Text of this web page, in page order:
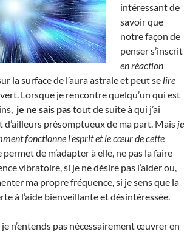
intéressant de
savoir que
notre façon de
penser s’inscrit
en réaction
la surface de l’aura astrale et peut se lire
Lorsque je rencontre quelqu’un qui est
je ne sais pastout de suite à qui j’ai
d’ailleurs présomptueux de ma part. Mais je
fonctionne l’esprit et le cœur de cette
permet de m’adapter à elle, ne pas la faire
vibratoire, si je ne désire pas l’aider ou,
ma propre fréquence, si je sens que la
à l’aide bienveillante et désintéressée.
n’entends pas nécessairement œuvrer en